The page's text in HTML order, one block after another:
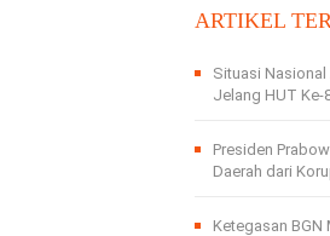
ARTIKEL
Situasi Nasional
Jelang HUT Ke-
Presiden
Daerah dari
Ketegasan BGN